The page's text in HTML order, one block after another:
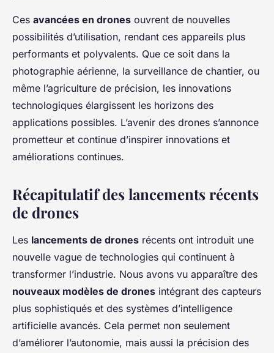
Ces avancées en drones ouvrent de nouvelles
possibilités d’utilisation, rendant ces appareils plus
performants et polyvalents. Que ce soit dans la
photographie aérienne, la surveillance de chantier, ou
même l’agriculture de précision, les innovations
technologiques élargissent les horizons des
applications possibles. L’avenir des drones s’annonce
prometteur et continue d’inspirer innovations et
améliorations continues.
Récapitulatif des lancements récents
de drones
Les lancements de drones récents ont introduit une
nouvelle vague de technologies qui continuent à
transformer l’industrie. Nous avons vu apparaître des
nouveaux modèles de drones intégrant des capteurs
plus sophistiqués et des systèmes d’intelligence
artificielle avancés. Cela permet non seulement
d’améliorer l’autonomie, mais aussi la précision des